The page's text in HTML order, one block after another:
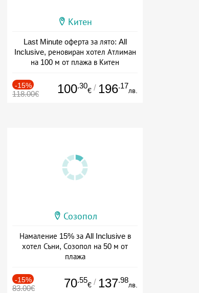
Китен
Last Minute оферта за лято: All
Inclusive, реновиран хотел Атлиман
на 100 м от плажа в Китен
-15%
118.00€ 100.30
€ / 196.17
лв.
Созопол
Намаление 15% за All Inclusive в
хотел Съни, Созопол на 50 м от
плажа
-15%
83.00€ 70.55
€ / 137.98
лв.